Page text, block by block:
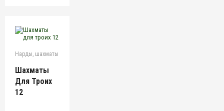
Нарды, шахматы
Шахматы
Для Троих
12